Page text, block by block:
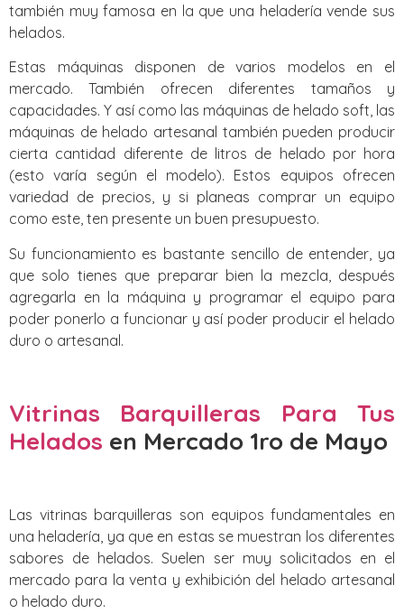
también muy famosa en la que una heladería vende sus
helados.
Estas máquinas disponen de varios modelos en el
mercado. También ofrecen diferentes tamaños y
capacidades. Y así como las máquinas de helado soft, las
máquinas de helado artesanal también pueden producir
cierta cantidad diferente de litros de helado por hora
(esto varía según el modelo). Estos equipos ofrecen
variedad de precios, y si planeas comprar un equipo
como este, ten presente un buen presupuesto.
Su funcionamiento es bastante sencillo de entender, ya
que solo tienes que preparar bien la mezcla, después
agregarla en la máquina y programar el equipo para
poder ponerlo a funcionar y así poder producir el helado
duro o artesanal.
Vitrinas Barquilleras Para Tus
Helados en Mercado 1ro de Mayo
Las vitrinas barquilleras son equipos fundamentales en
una heladería, ya que en estas se muestran los diferentes
sabores de helados. Suelen ser muy solicitados en el
mercado para la venta y exhibición del helado artesanal
o helado duro.